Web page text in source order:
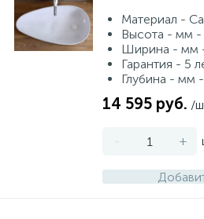
Материал -
Высота - мм -
Ширина - мм
Гарантия - 5
Глубина - мм
14 595 руб. /
- +